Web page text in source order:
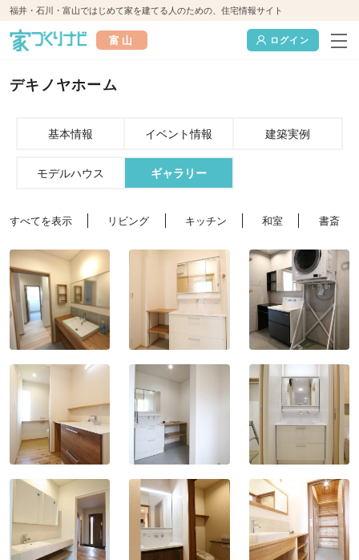
福井・石川・富山ではじめて家を建てる人のための、住宅情報サイト
富山 ログイン
デキノヤホーム
基本情報 イベント情報 建築実例
モデルハウス ギャラリー
すべてを表示 リビング キッチン 和室 書斎